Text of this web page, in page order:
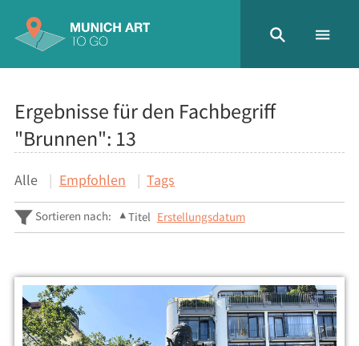
Ergebnisse für den Fachbegriff
"Brunnen": 13
Alle Empfohlen Tags
Sortieren nach: Titel Erstellungsdatum